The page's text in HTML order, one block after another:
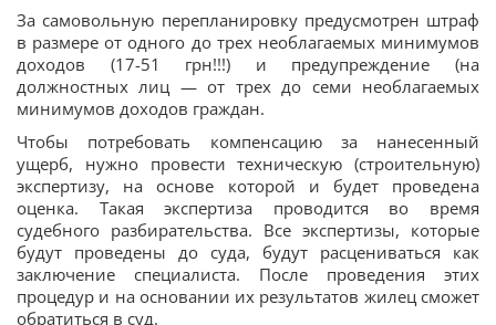
За самовольную перепланировку предусмотрен штраф
в размере от одного до трех необлагаемых минимумов
доходов (17-51 грн!!!) и предупреждение (на
должностных лиц — от трех до семи необлагаемых
минимумов доходов граждан.
Чтобы потребовать компенсацию за нанесенный
ущерб, нужно провести техническую (строительную)
экспертизу, на основе которой и будет проведена
оценка. Такая экспертиза проводится во время
судебного разбирательства. Все экспертизы, которые
будут проведены до суда, будут расцениваться как
заключение специалиста. После проведения этих
процедур и на основании их результатов жилец сможет
обратиться в суд.